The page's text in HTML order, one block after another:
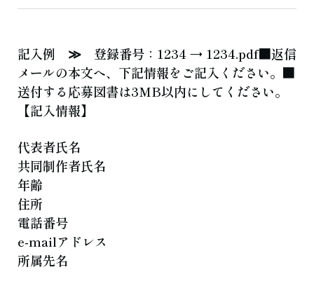
記入例 ≫ 登録番号：1234 → 1234.pdf■返信
メールの本文へ、下記情報をご記入ください。■
送付する応募図書は3MB以内にしてください。
【記入情報】
代表者氏名
共同制作者氏名
年齢
住所
電話番号
e-mailアドレス
所属先名